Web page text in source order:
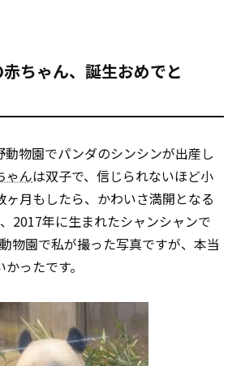
ちゃん、誕生おめでと
物園でパンダのシンシンが出産し
ゃんは双子で、信じられないほど小
ヶ月もしたら、かわいさ満開となる
2017年に生まれたシャンシャンで
物園で私が撮った写真ですが、本当
ったです。